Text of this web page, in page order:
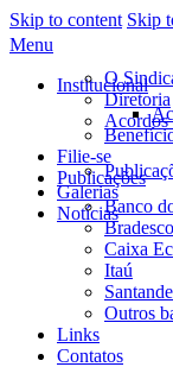
Skip to content Skip
Menu
Institucional
O
Diretoria
Acordos
Filie-se
Publicações
Galerias
NotíciasBanco
Bradesco
Caixa
Itaú
Outros
Links
Contatos